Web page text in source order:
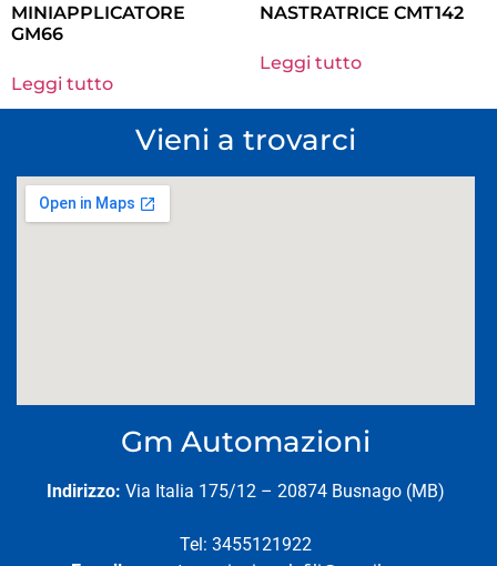
MINIAPPLICATORE
GM66
Leggi tutto
NASTRATRICE CMT142
Leggi tutto
Gm Automazioni
Indirizzo: Via Italia 175/12 – 20874 Busnago (MB)
Tel: 3455121922
Vieni a trovarci